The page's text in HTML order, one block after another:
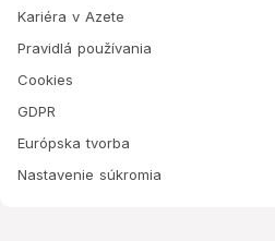
Kariéra v Azete
Pravidlá používania
Cookies
GDPR
Európska tvorba
Nastavenie súkromia